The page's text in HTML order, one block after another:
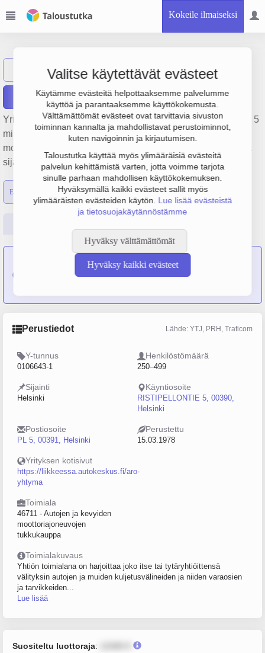
Kokeile ilmaiseksi
Valitse käytettävät evästeet
Käytämme evästeitä helpottaaksemme palvelumme
käyttöä ja parantaaksemme käyttökokemusta.
Välttämättömät evästeet ovat tarvittavia sivuston
toiminnan kannalta ja mahdollistavat perustoiminnot,
kuten navigoinnin ja kirjautumisen.
Taloustutka käyttää myös ylimääräisiä evästeitä
palvelun kehittämistä varten, jotta voimme tarjota
sinulle parhaan mahdollisen käyttökokemuksen.
Hyväksymällä kaikki evästeet sallit myös
ylimääräisten evästeiden käytön. Lue lisää evästeistä
ja tietosuojakäytännöstämme
Hyväksy välttämättömät
Hyväksy kaikki evästeet
Näytä haku Aro-Yhtymä Oy
Raportit
Yrityksen Aro-Yhtymä Oy liikevaihto on 440.2 milj. € ja tulos 5
milj. €. Sen päätoimiala on Autojen ja kevyiden
moottoriajoneuvojen tukkukauppa, perustamisvuosi 1978 ja
sijainti Helsinki. Yrityksen yhtiömuoto Osakeyhtiö (OY).
Emon luvut Konsernin luvut
Seuraavat yritykset ovat sulautuneet yritykseen Aro-Yhtymä
Aro Vehicle Logistics Oy,AutoFennica Oy
Perustiedot Lähde: YTJ, PRH, Traficom
Y-tunnus
0106643-1
Henkilöstömäärä
250–499
Sijainti
Helsinki
Käyntiosoite
RISTIPELLONTIE 5, 00390,
Helsinki
Postiosoite
PL 5, 00391, Helsinki
Perustettu
15.03.1978
Yrityksen kotisivut
https://liikkeessa.autokeskus.fi/aro-
yhtyma
Toimiala
46711 - Autojen ja kevyiden
moottoriajoneuvojen
tukkukauppa
Toimialakuvaus
Yhtiön toimialana on harjoittaa joko itse tai tytäryhtiöittensä
välityksin autojen ja muiden kuljetusvälineiden ja niiden varaosien
ja tarvikkeiden...
Lue lisää
Suositeltu luottoraja: